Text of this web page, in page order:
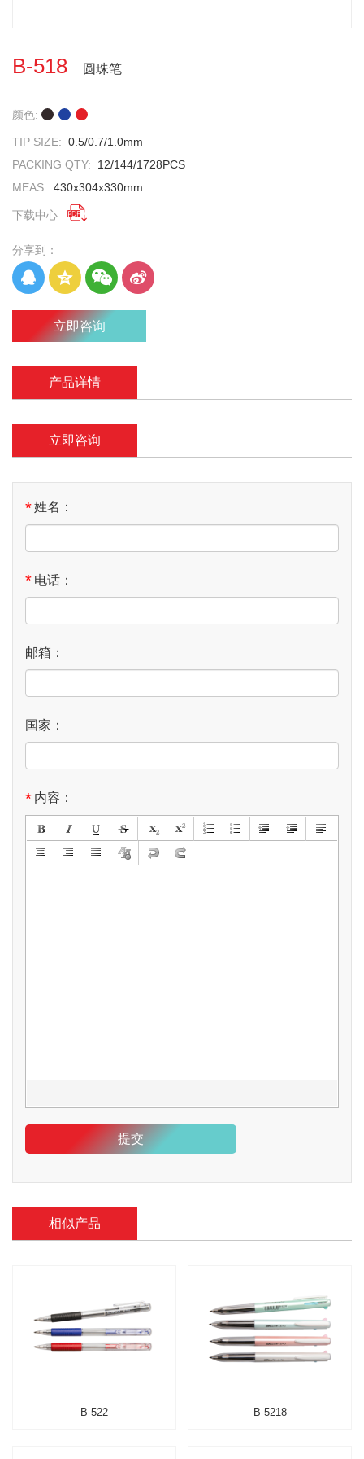
B-518 圆珠笔
颜色:
TIP SIZE: 0.5/0.7/1.0mm
PACKING QTY:
12/144/1728PCS
MEAS: 430x304x330mm
下载中心 
分享到：
立即咨询
产品详情
立即咨询
*姓名：
* 电话：
邮箱：
国家：
* 内容：
提交
相似产品
B-522 B-5218